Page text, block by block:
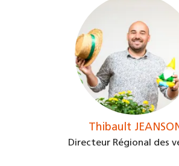
Thibault
Directeur Régional des